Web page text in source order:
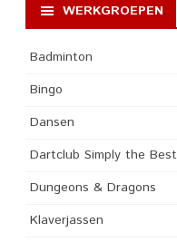
WERKGROEPEN
Badminton
Bingo
Dansen
Dartclub Simply the Best
Dungeons & Dragons
Klaverjassen